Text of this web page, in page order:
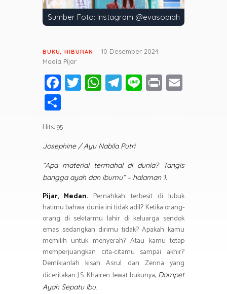
Sumber Foto: Instagram @evasopiah
BUKU, HIBURAN
10 Desember 2024
Media Pijar
Fa
ce
o
ok
T
wi
W
h
A
p
p
T
el
a
m
Li
n
Pr
in
h
ar
e
Hits: 95
Josephine / Ayu Nabila Putri
“Apa material termahal di dunia? Tangis
bangga ayah dan ibumu” – halaman 1.
Pijar, Medan. Pernahkah terbesit di lubuk
hatimu bahwa dunia ini tidak adil? Ketika orang-
orang di sekitarmu lahir di keluarga sendok
emas sedangkan dirimu tidak? Apakah kamu
memilih untuk menyerah? Atau kamu tetap
memperjuangkan cita-citamu sampai akhir?
Demikianlah kisah Asrul dan Zenna yang
diceritakan J.S. Khairen lewat bukunya, Dompet
Ayah Sepatu Ibu.